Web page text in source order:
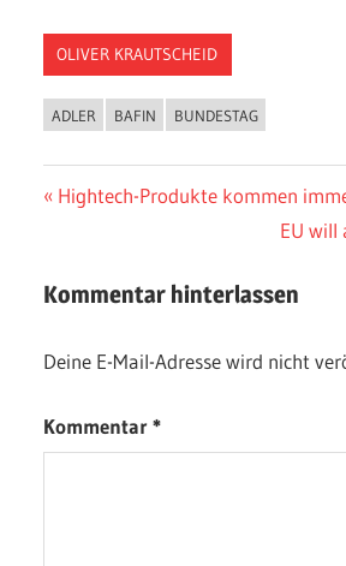
OLIVER KRAUTSCHEID
ADLER BAFIN BUNDESTAG
Beitragsnavigation
Vorheriger
Hightech-Produkte kommen
EU will
Kommentar hinterlassen
Deine E-Mail-Adresse wird nicht
Kommentar*